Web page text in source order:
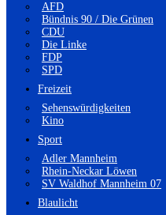
AFD
Bündnis 90 / Die Grünen
CDU
Die Linke
FDP
SPD
Freizeit
Sehenswürdigkeiten
Kino
Sport
Adler Mannheim
Rhein-Neckar Löwen
SV Waldhof Mannheim 07
Blaulicht